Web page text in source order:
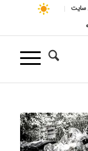
سایت